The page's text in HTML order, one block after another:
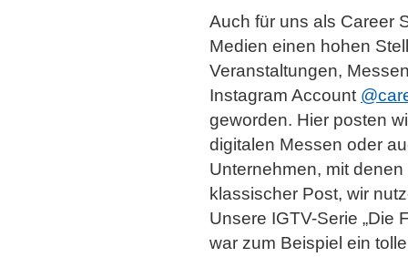
Auch für uns als Career
Medien einen hohen
Veranstaltungen,
Instagram Account
geworden. Hier posten
digitalen Messen oder
Unternehmen, mit
klassischer Post, wir
Unsere IGTV-Serie „Die
war zum Beispiel ein